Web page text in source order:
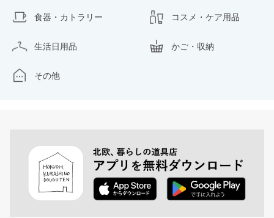
食器・カトラリー コスメ・ケア用品
生活日用品 かご・収納
その他